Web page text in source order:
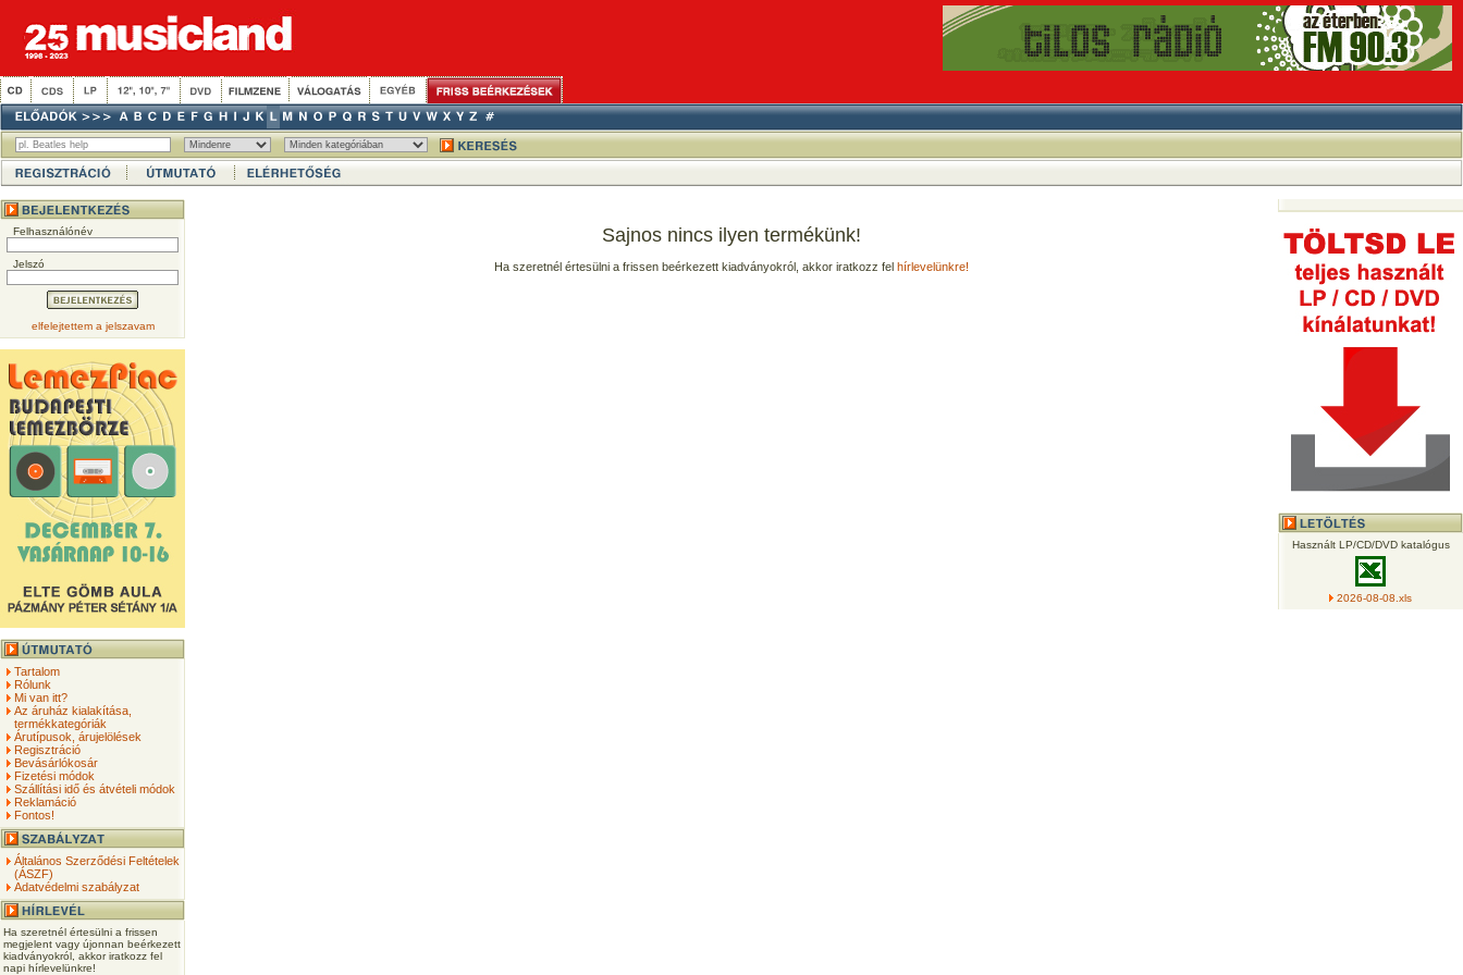
Felhasználónév
Jelszó
elfelejtettem a jelszavam
Tartalom
Rólunk
Mi van itt?
Az áruház kialakítása,
termékkategóriák
Árutípusok, árujelölések
Regisztráció
Bevásárlókosár
Fizetési módok
Szállítási idő és átvételi módok
Reklamáció
Fontos!
Általános Szerződési Feltételek
(ÁSZF)
Adatvédelmi szabályzat
Ha szeretnél értesülni a frissen
megjelent vagy újonnan beérkezett
kiadványokról, akkor iratkozz fel
napi hírlevelünkre!
Sajnos nincs ilyen termékünk!
Ha szeretnél értesülni a frissen beérkezett kiadványokról, akkor iratkozz fel hírlevelünkre!
Használt LP/CD/DVD katalógus
2026-08-08.xls